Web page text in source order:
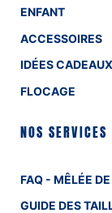
ENFANT
ACCESSOIRES
IDÉES CADEAUX
FLOCAGE
NOS SERVICES
FAQ - MÊLÉE
GUIDE DES